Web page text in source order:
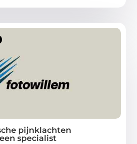
pijnklachten
specialist